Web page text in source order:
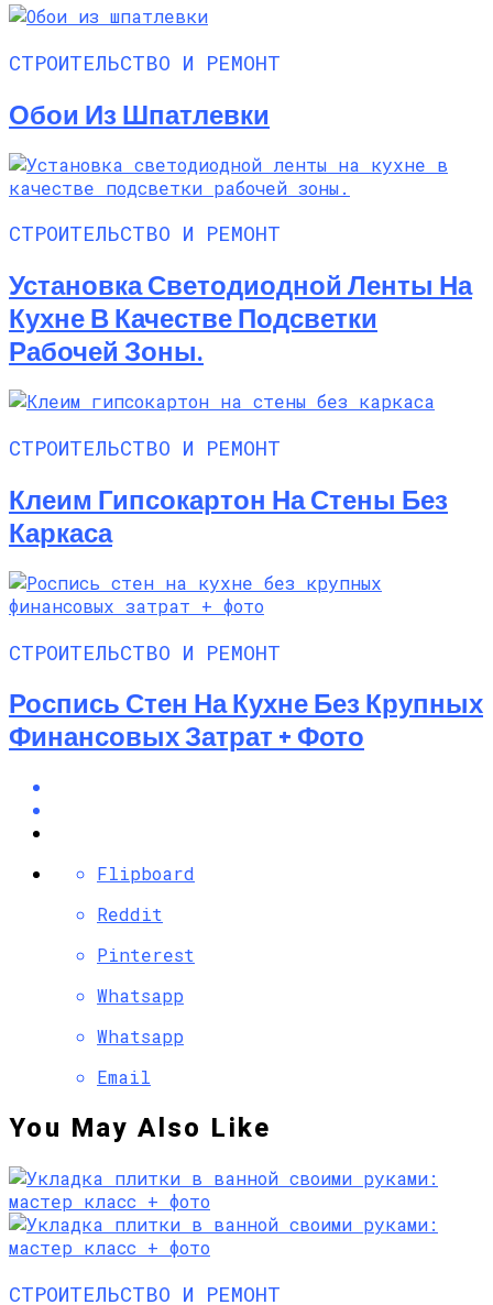
СТРОИТЕЛЬСТВО И РЕМОНТ
Обои Из Шпатлевки
СТРОИТЕЛЬСТВО И РЕМОНТ
Установка Светодиодной Ленты На
Кухне В Качестве Подсветки
Рабочей Зоны.
СТРОИТЕЛЬСТВО И РЕМОНТ
Клеим Гипсокартон На Стены Без
Каркаса
СТРОИТЕЛЬСТВО И РЕМОНТ
Роспись Стен На Кухне Без Крупных
Финансовых Затрат + Фото
Flipboard
Reddit
Pinterest
Whatsapp
Whatsapp
Email
You May Also Like
СТРОИТЕЛЬСТВО И РЕМОНТ